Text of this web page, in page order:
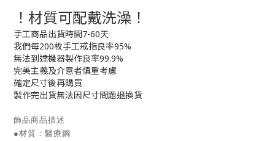
！材質可配戴洗澡！
手工商品出貨時間7-60天
我們每200枚手工戒指良率95%
無法到達機器製作良率99.9%
完美主義及介意者慎重考慮
確定尺寸後再購買
製作完出貨無法因尺寸問題退換貨
飾品商品描述
●材質：醫療鋼